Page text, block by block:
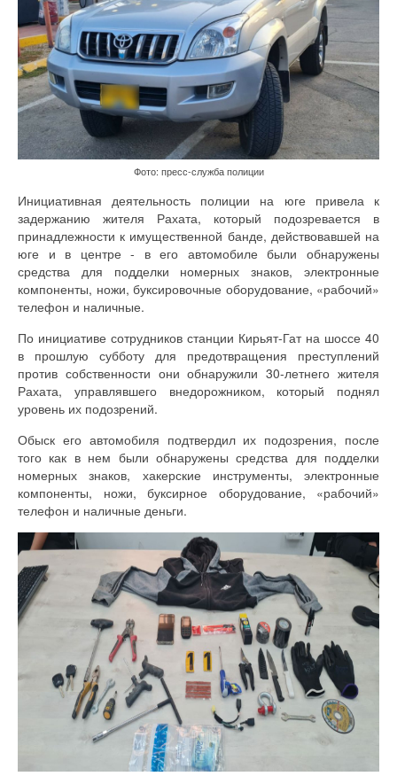
Фото: пресс-служба полиции
Инициативная деятельность полиции на юге привела к
задержанию жителя Рахата, который подозревается в
принадлежности к имущественной банде, действовавшей на
юге и в центре - в его автомобиле были обнаружены
средства для подделки номерных знаков, электронные
компоненты, ножи, буксировочные оборудование, «рабочий»
телефон и наличные.
По инициативе сотрудников станции Кирьят-Гат на шоссе 40
в прошлую субботу для предотвращения преступлений
против собственности они обнаружили 30-летнего жителя
Рахата, управлявшего внедорожником, который поднял
уровень их подозрений.
Обыск его автомобиля подтвердил их подозрения, после
того как в нем были обнаружены средства для подделки
номерных знаков, хакерские инструменты, электронные
компоненты, ножи, буксирное оборудование, «рабочий»
телефон и наличные деньги.